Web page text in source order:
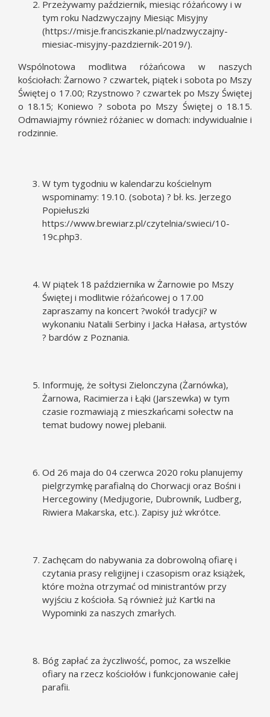
Przeżywamy październik, miesiąc różańcowy i w
tym roku Nadzwyczajny Miesiąc Misyjny
(https://misje.franciszkanie.pl/nadzwyczajny-
miesiac-misyjny-pazdziernik-2019/).
Wspólnotowa modlitwa różańcowa w naszych
kościołach: Żarnowo ? czwartek, piątek i sobota po Mszy
Świętej o 17.00; Rzystnowo ? czwartek po Mszy Świętej
o 18.15; Koniewo ? sobota po Mszy Świętej o 18.15.
Odmawiajmy również różaniec w domach: indywidualnie i
rodzinnie.
W tym tygodniu w kalendarzu kościelnym
wspominamy: 19.10. (sobota) ? bł. ks. Jerzego
Popiełuszki
https://www.brewiarz.pl/czytelnia/swieci/10-
19c.php3.
W piątek 18 października w Żarnowie po Mszy
Świętej i modlitwie różańcowej o 17.00
zapraszamy na koncert ?wokół tradycji? w
wykonaniu Natalii Serbiny i Jacka Hałasa, artystów
? bardów z Poznania.
Informuję, że sołtysi Zielonczyna (Żarnówka),
Żarnowa, Racimierza i Łąki (Jarszewka) w tym
czasie rozmawiają z mieszkańcami sołectw na
temat budowy nowej plebanii.
Od 26 maja do 04 czerwca 2020 roku planujemy
pielgrzymkę parafialną do Chorwacji oraz Bośni i
Hercegowiny (Medjugorie, Dubrownik, Ludberg,
Riwiera Makarska, etc.). Zapisy już wkrótce.
Zachęcam do nabywania za dobrowolną ofiarę i
czytania prasy religijnej i czasopism oraz książek,
które można otrzymać od ministrantów przy
wyjściu z kościoła. Są również już Kartki na
Wypominki za naszych zmarłych.
Bóg zapłać za życzliwość, pomoc, za wszelkie
ofiary na rzecz kościołów i funkcjonowanie całej
parafii.